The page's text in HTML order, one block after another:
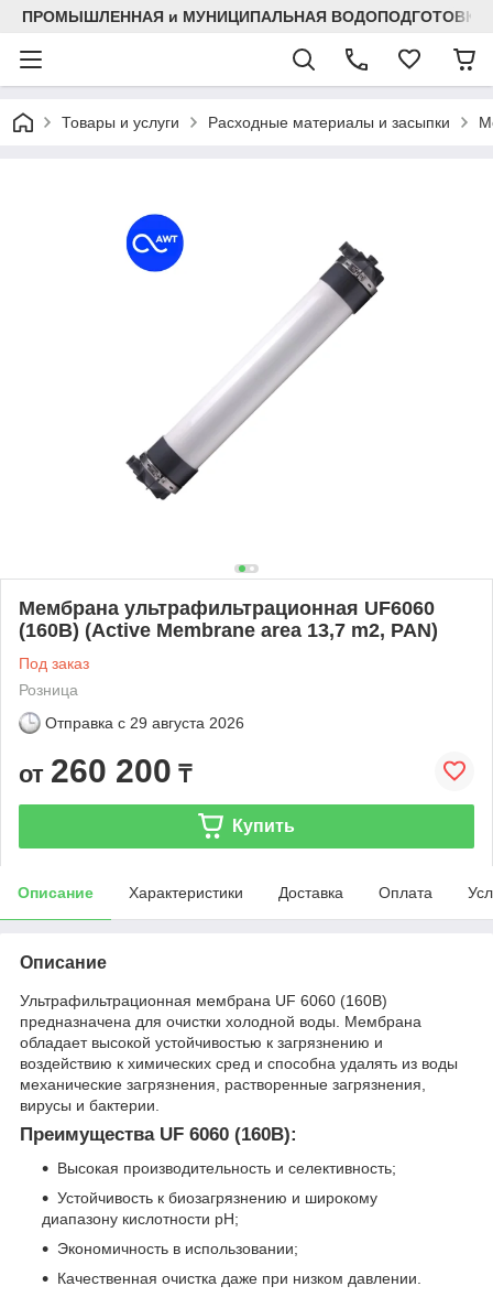
ПРОМЫШЛЕННАЯ и МУНИЦИПАЛЬНАЯ ВОДОПОДГОТОВКА
Товары и услуги Расходные материалы и засыпки
Мембрана ультрафильтрационная UF6060
(160B) (Active Membrane area 13,7 m2, PAN)
Под заказ
Розница
Отправка с 29 августа 2026
от 260 200 ₸
Купить
Описание Характеристики Доставка Оплата
Описание
Ультрафильтрационная мембрана UF 6060 (160B)
предназначена для очистки холодной воды. Мембрана
обладает высокой устойчивостью к загрязнению и
воздействию к химических сред и способна удалять из воды
механические загрязнения, растворенные загрязнения,
вирусы и бактерии.
Преимущества UF 6060 (160B):
Высокая производительность и селективность;
Устойчивость к биозагрязнению и широкому
диапазону кислотности pH;
Экономичность в использовании;
Качественная очистка даже при низком давлении.